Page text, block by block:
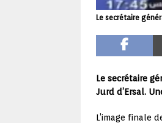
Le secrétaire
Le secrétaire
Jurd d’Ersal.
L’image finale